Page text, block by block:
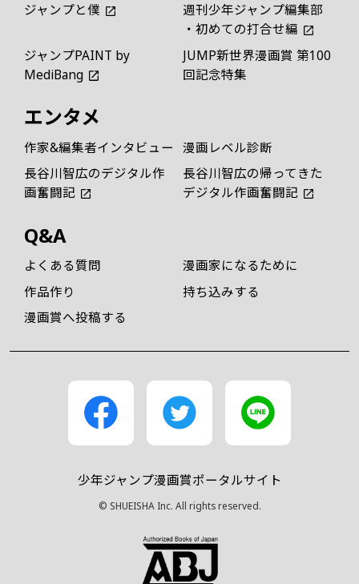
ジャンプと僕
週刊少年ジャンプ編集部
・初めての打合せ編
ジャンプPAINT by
MediBang
JUMP新世界漫画賞 第100
回記念特集
エンタメ
作家&編集者インタビュー 漫画レベル診断
長谷川智広のデジタル作
画奮闘記
長谷川智広の帰ってきた
デジタル作画奮闘記
Q&A
よくある質問
漫画家になるために
作品作り
持ち込みする
漫画賞へ投稿する
少年ジャンプ漫画賞ポータルサイト
© SHUEISHA Inc. All rights reserved.